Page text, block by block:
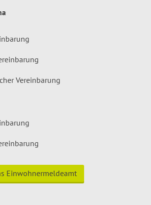
Vereinbarung
Einwohnermeldeamt